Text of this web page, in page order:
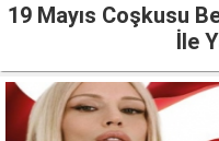
19 Mayıs Coşkusu
İle